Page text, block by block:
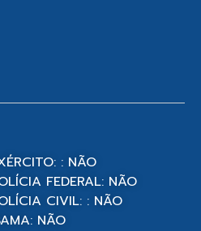
: NÃO
FEDERAL: NÃO
CIVIL: : NÃO
NÃO